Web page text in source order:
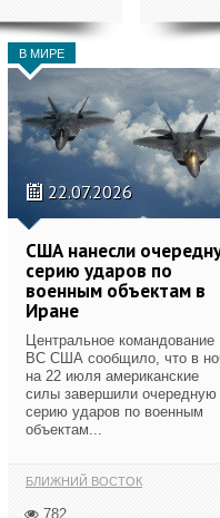
В МИРЕ
22.07.2026
США нанесли
серию ударов по
военным объектам в
Иране
Центральное командование
ВС США сообщило, что в
на 22 июля американские
силы завершили очередную
серию ударов по военным
объектам...
БЛИЖНИЙ ВОСТОК
782